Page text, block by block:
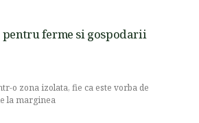
ferme si gospodarii
o zona izolata, fie ca este vorba de
la marginea